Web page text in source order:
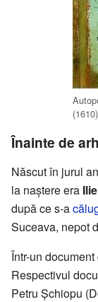
(1610)
Înainte de
Născut în jurul
la naștere era Ilie
după ce s-a
Suceava, nepot
Într-un
Respectivul
Petru Șchiopu